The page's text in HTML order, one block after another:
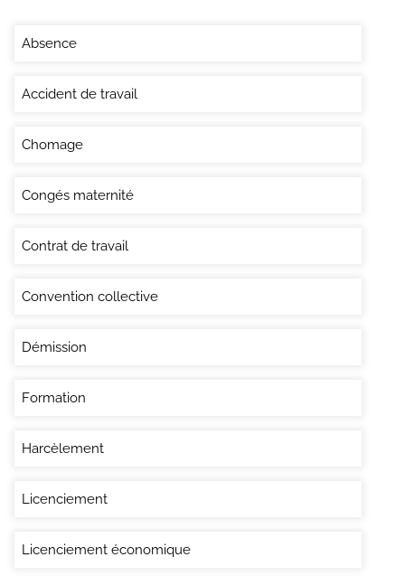
Absence
Accident de travail
Chomage
Congés maternité
Contrat de travail
Convention collective
Démission
Formation
Harcèlement
Licenciement
Licenciement économique